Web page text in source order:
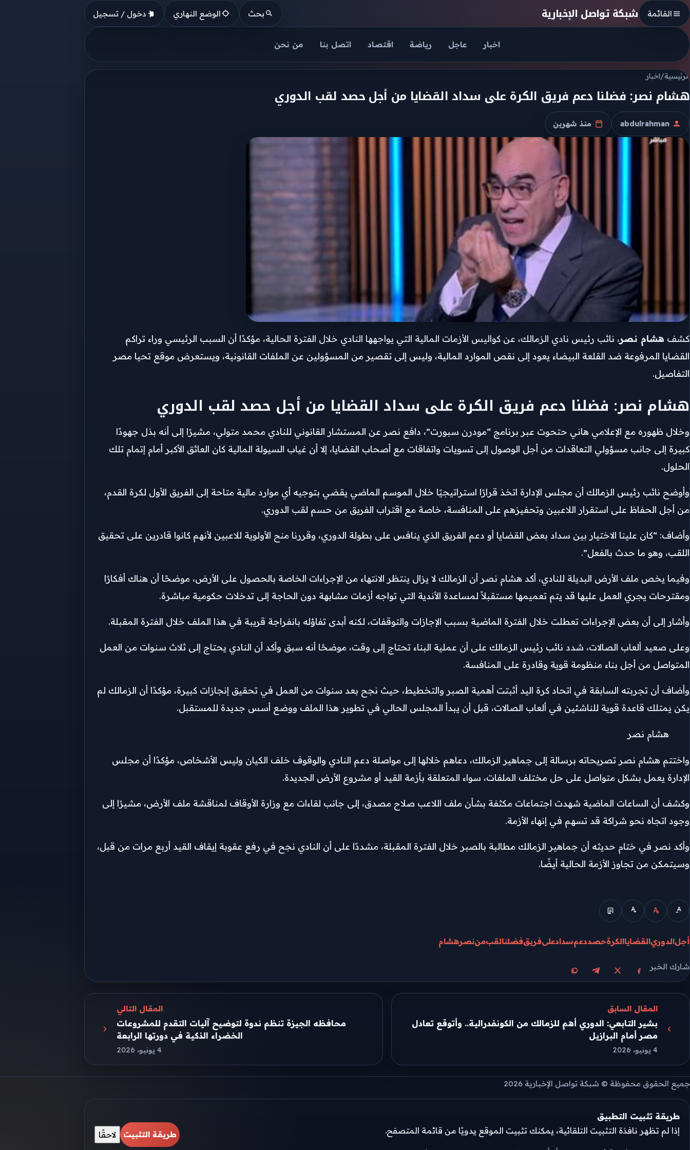
Skip to contentشبكة تواصل الإخبارية القائمة بحث الوضع النهاري دخول / تسجيل
اخبار عاجل رياضة اقتصاد اتصل بنا من نحن
الرئيسية/اخبار
هشام نصر: فضلنا دعم فريق الكرة على سداد القضايا من أجل حصد لقب الدوري
الكاتب
abdulrahman
تاريخ النشر
منذ شهرين
كشف هشام نصر، نائب رئيس نادي الزمالك، عن كواليس الأزمات المالية التي يواجهها النادي خلال الفترة الحالية، مؤكدًا أن السبب الرئيسي وراء تراكم
القضايا المرفوعة ضد القلعة البيضاء يعود إلى نقص الموارد المالية، وليس إلى تقصير من المسؤولين عن الملفات القانونية، ويستعرض موقع تحيا مصر
التفاصيل.
هشام نصر: فضلنا دعم فريق الكرة على سداد القضايا من أجل حصد لقب الدوري
وخلال ظهوره مع الإعلامي هاني حتحوت عبر برنامج “مودرن سبورت”، دافع نصر عن المستشار القانوني للنادي محمد متولي، مشيرًا إلى أنه بذل جهودًا
كبيرة إلى جانب مسؤولي التعاقدات من أجل الوصول إلى تسويات واتفاقات مع أصحاب القضايا، إلا أن غياب السيولة المالية كان العائق الأكبر أمام إتمام تلك
الحلول.
وأوضح نائب رئيس الزمالك أن مجلس الإدارة اتخذ قرارًا استراتيجيًا خلال الموسم الماضي يقضي بتوجيه أي موارد مالية متاحة إلى الفريق الأول لكرة القدم،
من أجل الحفاظ على استقرار اللاعبين وتحفيزهم على المنافسة، خاصة مع اقتراب الفريق من حسم لقب الدوري.
وأضاف: “كان علينا الاختيار بين سداد بعض القضايا أو دعم الفريق الذي ينافس على بطولة الدوري، وقررنا منح الأولوية للاعبين لأنهم كانوا قادرين على تحقيق
اللقب، وهو ما حدث بالفعل”.
وفيما يخص ملف الأرض البديلة للنادي، أكد هشام نصر أن الزمالك لا يزال ينتظر الانتهاء من الإجراءات الخاصة بالحصول على الأرض، موضحًا أن هناك أفكارًا
ومقترحات يجري العمل عليها قد يتم تعميمها مستقبلاً لمساعدة الأندية التي تواجه أزمات مشابهة دون الحاجة إلى تدخلات حكومية مباشرة.
وأشار إلى أن بعض الإجراءات تعطلت خلال الفترة الماضية بسبب الإجازات والتوقفات، لكنه أبدى تفاؤله بانفراجة قريبة في هذا الملف خلال الفترة المقبلة.
وعلى صعيد ألعاب الصالات، شدد نائب رئيس الزمالك على أن عملية البناء تحتاج إلى وقت، موضحًا أنه سبق وأكد أن النادي يحتاج إلى ثلاث سنوات من العمل
المتواصل من أجل بناء منظومة قوية وقادرة على المنافسة.
وأضاف أن تجربته السابقة في اتحاد كرة اليد أثبتت أهمية الصبر والتخطيط، حيث نجح بعد سنوات من العمل في تحقيق إنجازات كبيرة، مؤكدًا أن الزمالك لم
يكن يمتلك قاعدة قوية للناشئين في ألعاب الصالات، قبل أن يبدأ المجلس الحالي في تطوير هذا الملف ووضع أسس جديدة للمستقبل.
هشام نصر
واختتم هشام نصر تصريحاته برسالة إلى جماهير الزمالك، دعاهم خلالها إلى مواصلة دعم النادي والوقوف خلف الكيان وليس الأشخاص، مؤكدًا أن مجلس
الإدارة يعمل بشكل متواصل على حل مختلف الملفات، سواء المتعلقة بأزمة القيد أو مشروع الأرض الجديدة.
وكشف أن الساعات الماضية شهدت اجتماعات مكثفة بشأن ملف اللاعب صلاح مصدق، إلى جانب لقاءات مع وزارة الأوقاف لمناقشة ملف الأرض، مشيرًا إلى
وجود اتجاه نحو شراكة قد تسهم في إنهاء الأزمة.
وأكد نصر في ختام حديثه أن جماهير الزمالك مطالبة بالصبر خلال الفترة المقبلة، مشددًا على أن النادي نجح في رفع عقوبة إيقاف القيد أربع مرات من قبل،
وسيتمكن من تجاوز الأزمة الحالية أيضًا.
الوضع المبسط
أجلالدوريالقضاياالكرةحصددعمسدادعلىفريقفضلنالقبمننصرهشام
شارك الخبر
مشاركة على فيسبوك
مشاركة على Xمشاركة على تيليجرام
مشاركة على واتساب
المقال السابق
بشير التابعي: الدوري أهم للزمالك من الكونفدرالية.. وأتوقع تعادل
مصر أمام البرازيل
4 يونيو، 2026
المقال التالي
محافظه الجيزة تنظم ندوة لتوضيح آليات التقدم للمشروعات
الخضراء الذكية في دورتها الرابعة
4 يونيو، 2026
جميع الحقوق محفوظة © شبكة تواصل الإخبارية 2026
طريقة تثبيت التطبيق
إذا لم تظهر نافذة التثبيت التلقائية، يمكنك تثبيت الموقع يدويًا من قائمة المتصفح.
طريقة التثبيت لاحقًا